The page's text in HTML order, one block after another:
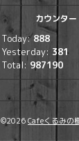
カウンター
Today:888
Yesterday: 381
Total: 987190
©2026Cafeくるみの